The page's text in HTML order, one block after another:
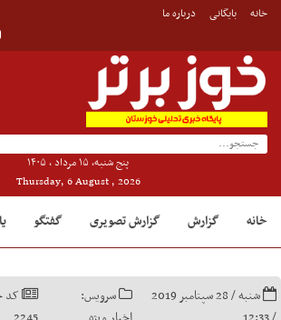
خانه بایگانی درباره ما
پنج شنبه, ۱۵ مرداد , ۱۴۰۵
Thursday, 6 August , 2026
خانه گزارش گزارش تصویری گفتگو
شنبه / 28 سپتامبر 2019
سرویس:
کد